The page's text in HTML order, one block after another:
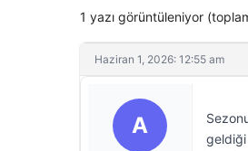
1 yazı görüntüleniyor
Haziran 1, 2026: 12:55 am
A
geldiği